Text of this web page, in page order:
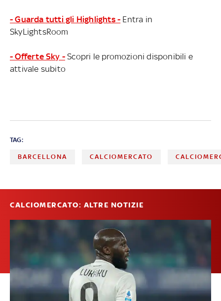
- Guarda tutti gli Highlights - Entra in
SkyLightsRoom
- Offerte Sky - Scopri le promozioni disponibili e
attivale subito
TAG:
BARCELLONA CALCIOMERCATO
CALCIOMERCATO: ALTRE NOTIZIE